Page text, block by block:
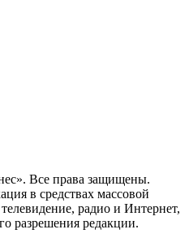
Все права защищены.
в средствах массовой
радио и Интернет,
разрешения редакции.